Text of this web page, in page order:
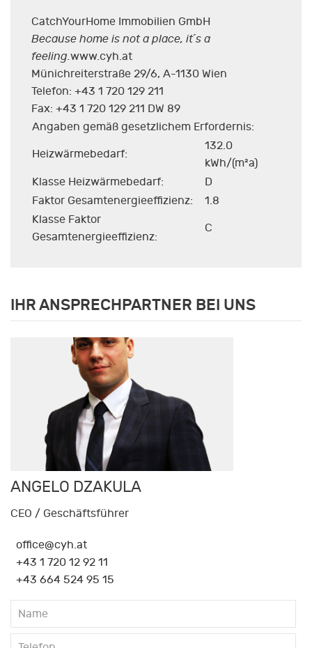
CatchYourHome Immobilien GmbH
Because home is not a place, it´s a
feeling.www.cyh.at
Münichreiterstraße 29/6, A-1130 Wien
Telefon: +43 1 720 129 211
Fax: +43 1 720 129 211 DW 89
Angaben gemäß gesetzlichem Erfordernis:
Heizwärmebedarf:
132.0
kWh/(m²a)
Klasse Heizwärmebedarf:
D
Faktor Gesamtenergieeffizienz:
1.8
Klasse Faktor
Gesamtenergieeffizienz:
C
IHR ANSPRECHPARTNER BEI UNS
ANGELO DZAKULA
CEO / Geschäftsführer
office@cyh.at
+43 1 720 12 92 11
+43 664 524 95 15